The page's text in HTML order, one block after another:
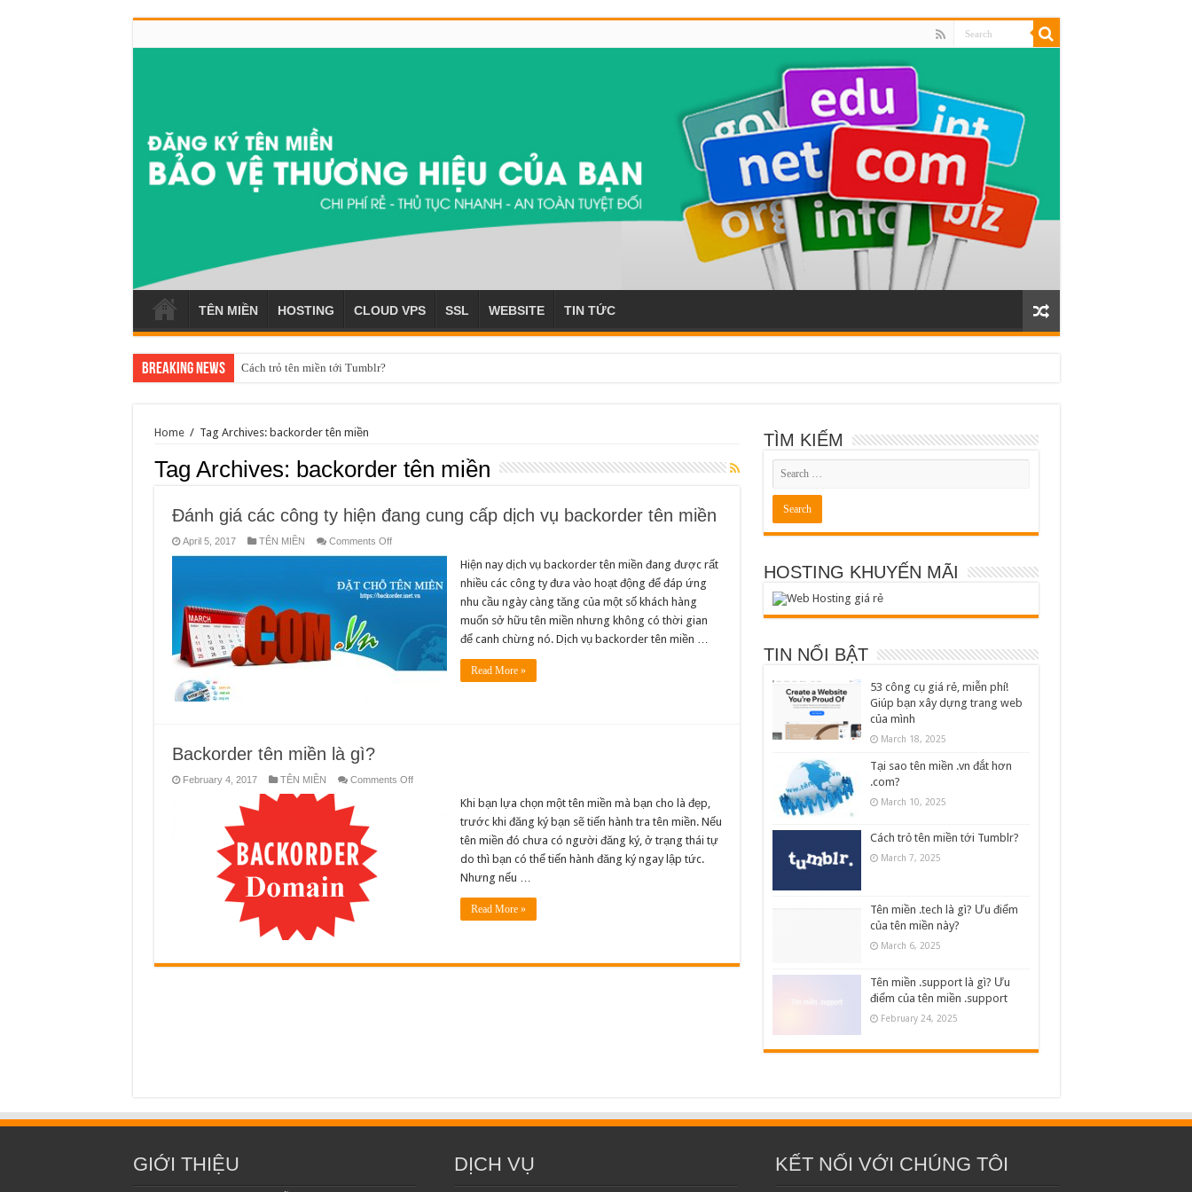
TÊN MIỀN HOSTING CLOUD VPS SSL WEBSITE TIN TỨC
Breaking News Cách trỏ tên miền tới Tumblr?
Home / Tag Archives: backorder tên miền
Tag Archives: backorder tên miền
Đánh giá các công ty hiện đang cung cấp dịch vụ backorder tên miền
April 5, 2017 TÊN MIỀN Comments Offon
công
ty
dịch
backorder
Hiện nay dịch vụ backorder tên miền đang được rất
nhiều các công ty đưa vào hoạt động để đáp ứng
nhu cầu ngày càng tăng của một số khách hàng
muốn sở hữu tên miền nhưng không có thời gian
để canh chừng nó. Dịch vụ backorder tên miền …
Read More »
Backorder tên miền là gì?
February 4, 2017 TÊN MIỀN Comments Offon
Khi bạn lựa chọn một tên miền mà bạn cho là đẹp,
trước khi đăng ký bạn sẽ tiến hành tra tên miền. Nếu
tên miền đó chưa có người đăng ký, ở trạng thái tự
do thì bạn có thể tiến hành đăng ký ngay lập tức.
Nhưng nếu …
Read More »
TÌM KIẾM
HOSTING KHUYẾN MÃI
TIN NỔI BẬT
53 công cụ giá rẻ, miễn phí!
Giúp bạn xây dựng trang web
của mình
March 18, 2025
Tại sao tên miền .vn đắt hơn
.com?
March 10, 2025
Cách trỏ tên miền tới Tumblr?
March 7, 2025
Tên miền .tech là gì? Ưu điểm
của tên miền này?
March 6, 2025
Tên miền .support là gì? Ưu
điểm của tên miền .support
February 24, 2025
GIỚI THIỆU DỊCH VỤ KẾT NỐI VỚI CHÚNG TÔI